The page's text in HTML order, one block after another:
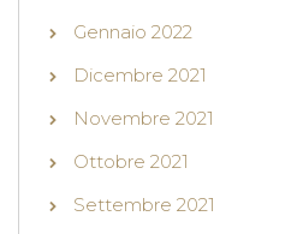
Gennaio 2022
Dicembre 2021
Novembre 2021
Ottobre 2021
Settembre 2021